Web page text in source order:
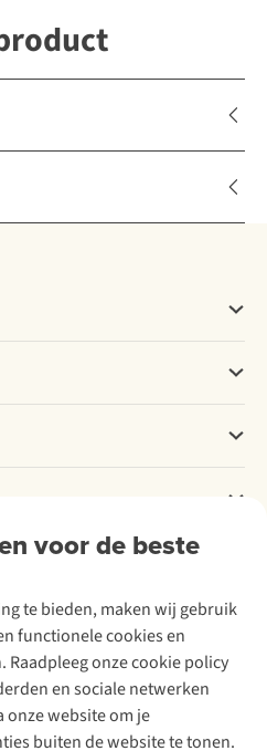
voor de beste
te bieden, maken wij gebruik
functionele cookies en
onze cookie policy
en sociale netwerken
onze website om je
buiten de website te tonen.
us